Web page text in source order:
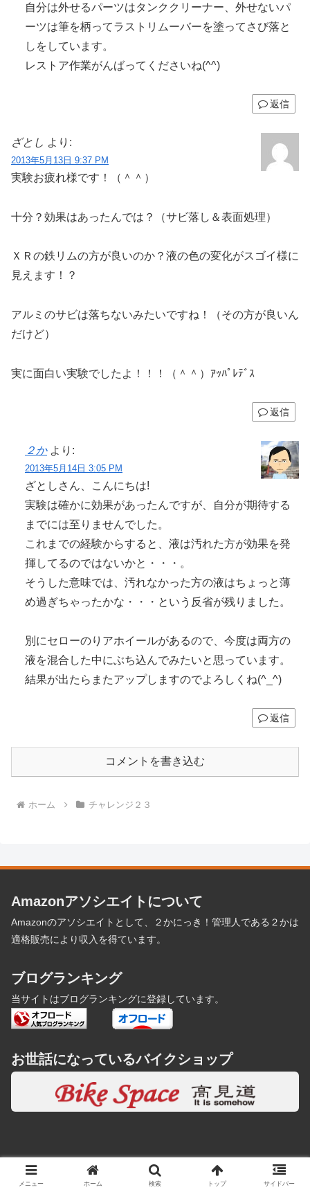
自分は外せるパーツはタンククリーナー、外せないパ
ーツは筆を柄ってラストリムーバーを塗ってさび落と
しをしています。
レストア作業がんばってくださいね(^^)
返信
ざとし より:
2013年5月13日 9:37 PM
実験お疲れ様です！（＾＾）
十分？効果はあったんでは？（サビ落し＆表面処理）
ＸＲの鉄リムの方が良いのか？液の色の変化がスゴイ様に
見えます！？
アルミのサビは落ちないみたいですね！（その方が良いん
だけど）
実に面白い実験でしたよ！！！（＾＾）ｱｯﾊﾟﾚﾃﾞｽ
返信
２か より:
2013年5月14日 3:05 PM
ざとしさん、こんにちは!
実験は確かに効果があったんですが、自分が期待する
までには至りませんでした。
これまでの経験からすると、液は汚れた方が効果を発
揮してるのではないかと・・・。
そうした意味では、汚れなかった方の液はちょっと薄
め過ぎちゃったかな・・・という反省が残りました。
別にセローのりアホイールがあるので、今度は両方の
液を混合した中にぶち込んでみたいと思っています。
結果が出たらまたアップしますのでよろしくね(^_^)
返信
コメントを書き込む
ホーム チャレンジ２３
Amazonアソシエイトについて
Amazonのアソシエイトとして、２かにっき！管理人である２かは
適格販売により収入を得ています。
ブログランキング
当サイトはブログランキングに登録しています。
お世話になっているバイクショップ
© 2006-2026 ２かにっき！.
メニュー ホーム 検索 トップ サイドバー